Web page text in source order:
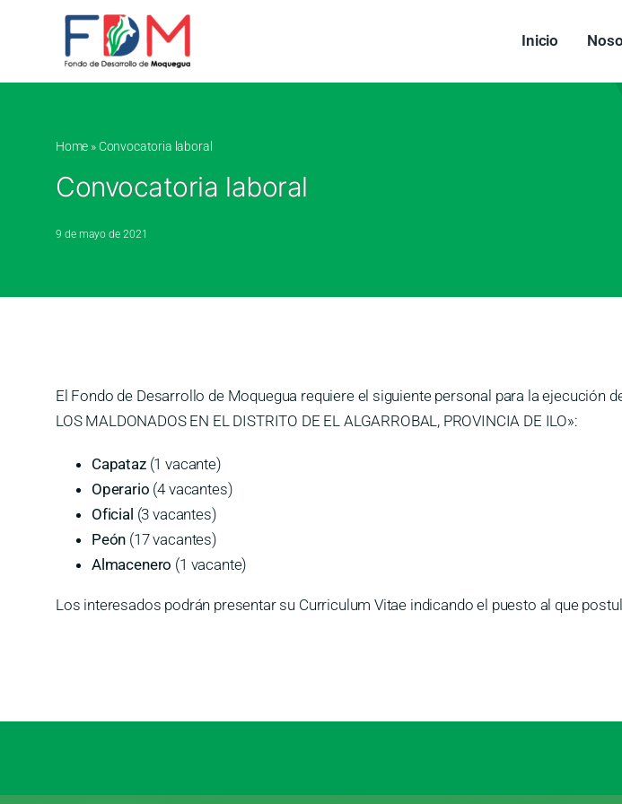
Skip to content
Inicio
Home » Convocatoria laboral
Convocatoria laboral
9 de mayo de 2021
El Fondo de Desarrollo de Moquegua requiere el siguiente personal para la ejecución
LOS MALDONADOS EN EL DISTRITO DE EL ALGARROBAL, PROVINCIA DE ILO»:
Capataz(1 vacante)
Operario (4 vacantes)
Oficial (3 vacantes)
Peón (17 vacantes)
Almacenero (1 vacante)
Los interesados podrán presentar su Curriculum Vitae indicando el puesto al que